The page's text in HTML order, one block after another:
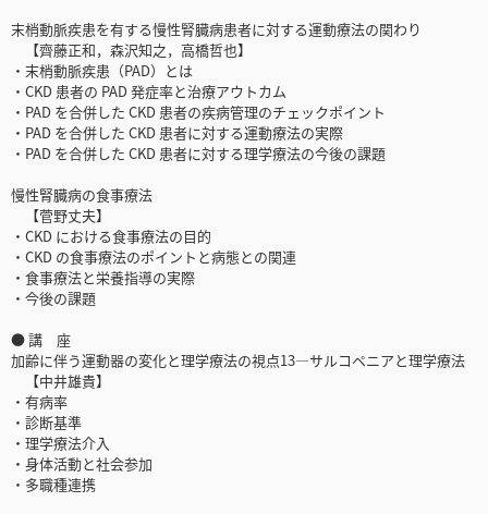
末梢動脈疾患を有する慢性腎臓病患者に対する運動療法の関わり
【齊藤正和，森沢知之，高橋哲也】
・末梢動脈疾患（PAD）とは
・CKD 患者の PAD 発症率と治療アウトカム
・PAD を合併した CKD 患者の疾病管理のチェックポイント
・PAD を合併した CKD 患者に対する運動療法の実際
・PAD を合併した CKD 患者に対する理学療法の今後の課題
慢性腎臓病の食事療法
【菅野丈夫】
・CKD における食事療法の目的
・CKD の食事療法のポイントと病態との関連
・食事療法と栄養指導の実際
・今後の課題
● 講 座
加齢に伴う運動器の変化と理学療法の視点13―サルコペニアと理学療法
【中井雄貴】
・有病率
・診断基準
・理学療法介入
・身体活動と社会参加
・多職種連携